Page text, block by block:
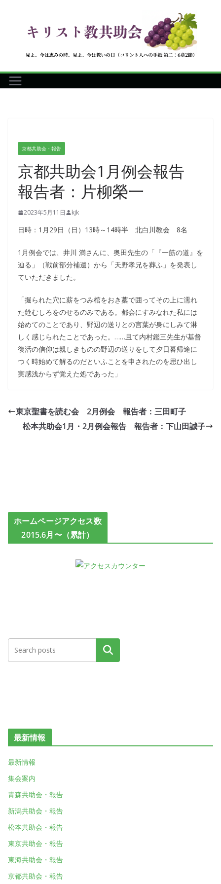
へ
ス
京都共助会・報告
京都共助会1月例会報告
報告者：片柳榮一
2023年5月11日 kjk
日時：1月29日（日）13時～14時半 北白川教会 8名
1月例会では、井川 満さんに、奥田先生の「『一筋の道』を
辿る」（戦前部分補遺）から「天野孝兄を葬ふ」を発表し
ていただきました。
「掘られた穴に薪をつみ棺をおき藁で囲ってその上に濡れ
た筵むしろをのせるのみである。都会にすみなれた私には
始めてのことであり、野辺の送りとの言葉が身にしみて淋
しく感じられたことであった。……且て内村鑑三先生が基督
復活の信仰は親しきものの野辺の送りをして夕日暮帰途に
つく時始めて解るのだといふことを申されたのを思ひ出し
実感浅からず覚えた処であった」
東京聖書を読む会 2月例会 報告者：三田町子
松本共助会1月・2月例会報告 報告者：下山田誠子
ホームページアクセス数
2015.6月〜（累計）
検索
最新情報
最新情報
集会案内
青森共助会・報告
新潟共助会・報告
松本共助会・報告
東京共助会・報告
東海共助会・報告
京都共助会・報告